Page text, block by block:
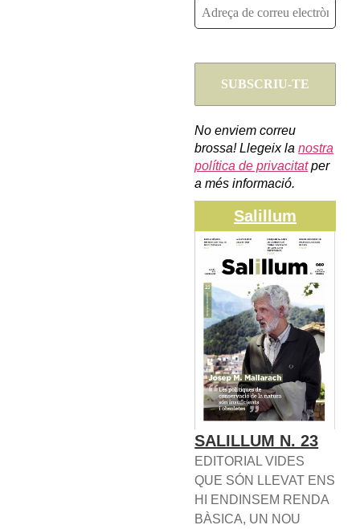
No enviem correu
brossa! Llegeix lanostra
política de privacitatper
a més informació.
Salillum
SALILLUM N. 23
EDITORIAL VIDES
QUE SÓN LLEVAT ENS
HI ENDINSEM RENDA
BÀSICA, UN NOU